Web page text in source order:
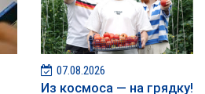
07.08.2026
Из космоса — на грядку!